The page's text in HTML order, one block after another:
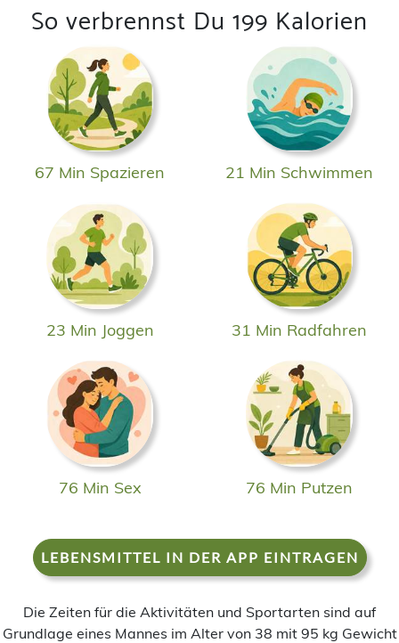
So verbrennst Du 199 Kalorien
67 Min Spazieren 21 Min Schwimmen
23 Min Joggen 31 Min Radfahren
76 Min Sex 76 Min Putzen
LEBENSMITTEL IN DER APP EINTRAGEN
Die Zeiten für die Aktivitäten und Sportarten sind auf
Grundlage eines Mannes im Alter von 38 mit 95 kg Gewicht